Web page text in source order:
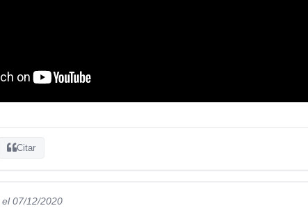
Citar
el 07/12/2020